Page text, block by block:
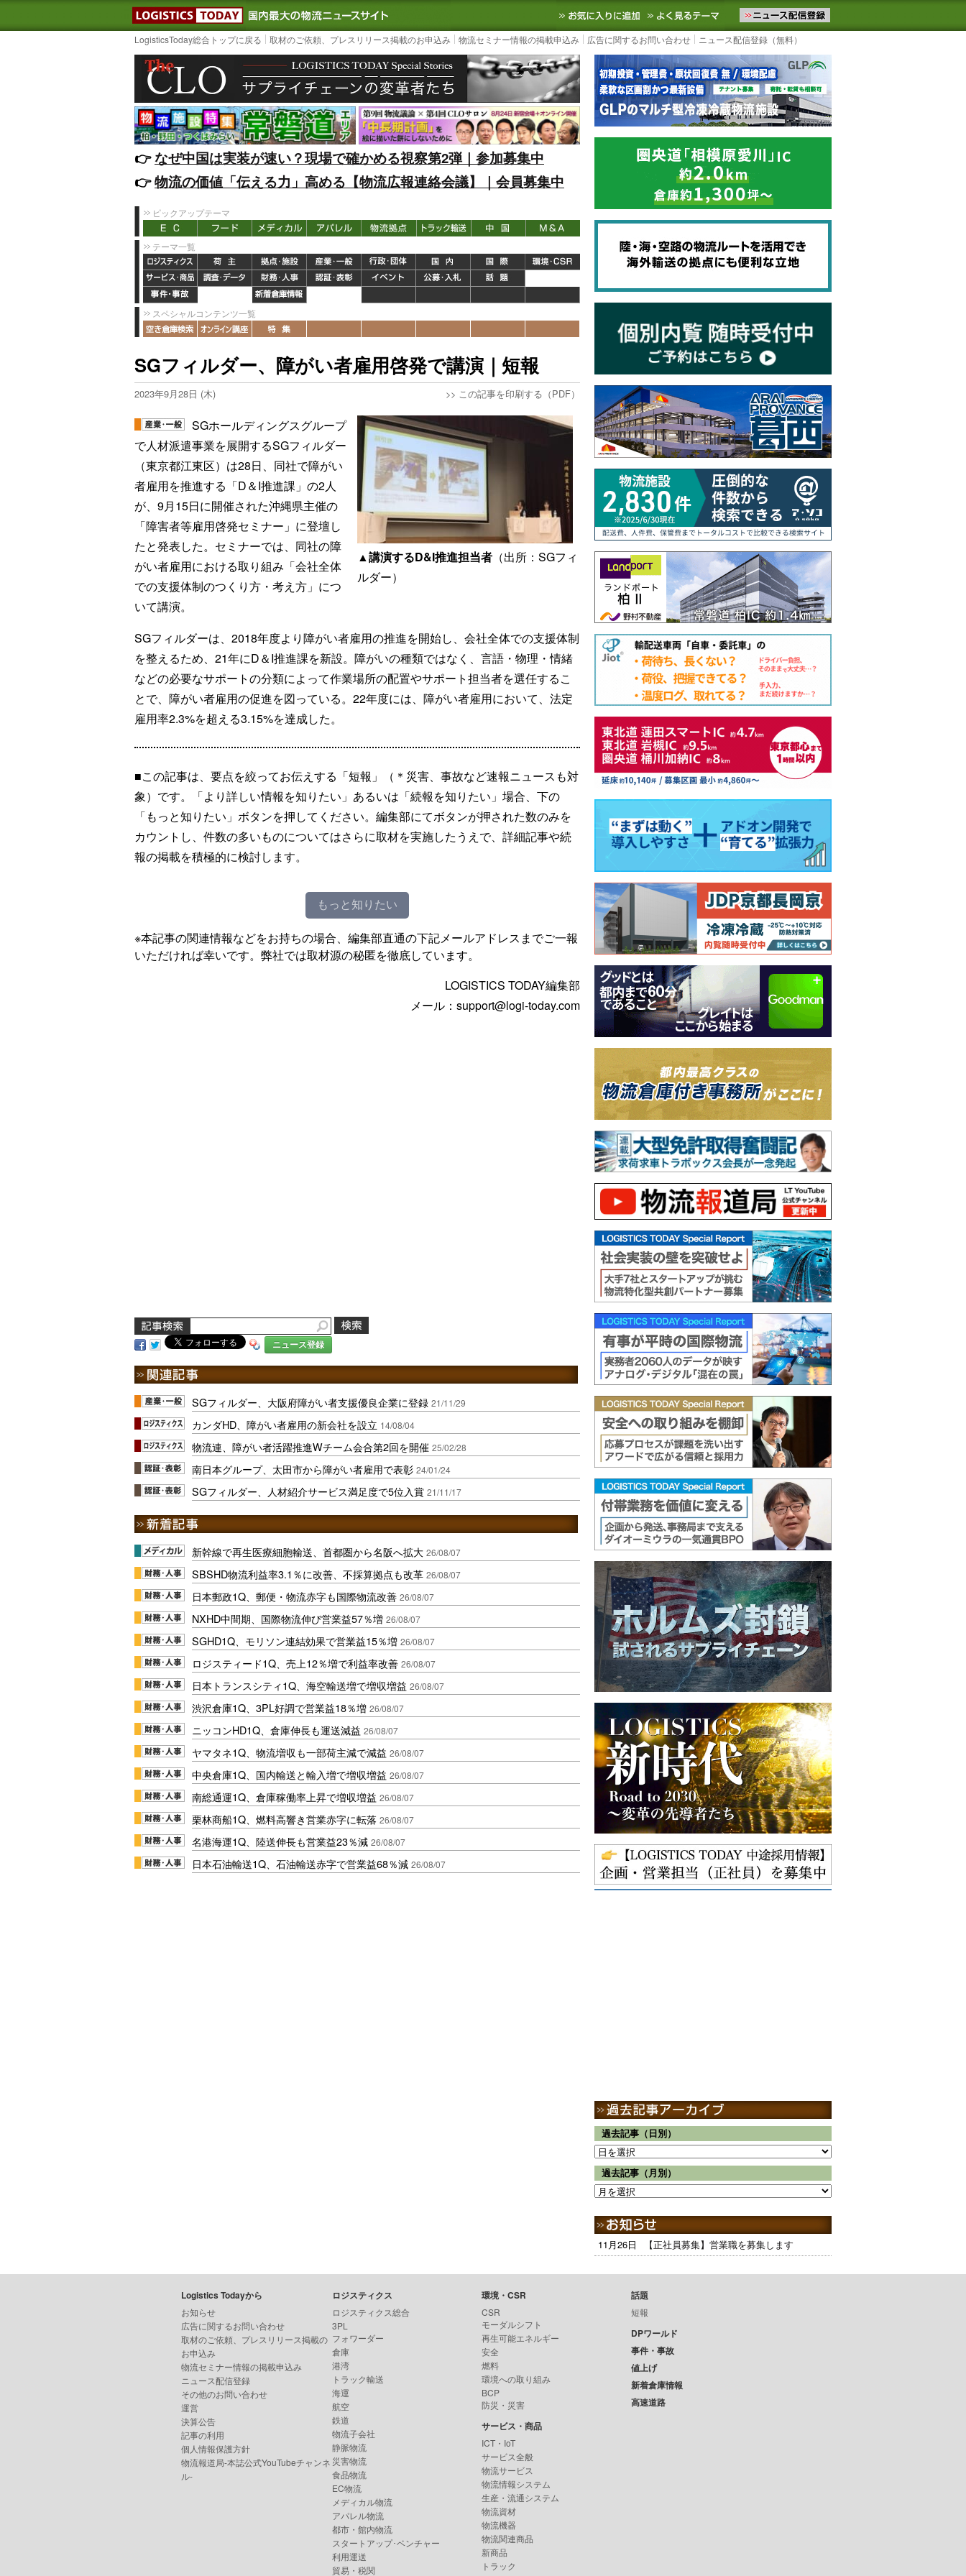
LOGISTICS TODAY｜国内最大の物流ニュースサイト3PL, SCMなど国内外の最新の物流ニュースをお届けします。物流ニュースメール配信を登録す
お気に入りに追加 よく見るテーマ
LogisticsToday総合トップに戻る 取材のご依頼、プレスリリース掲載のお申込み 物流セミナー情報の掲載申込み 広告に関するお問い合わせ ニュース配信登録（無料）
👉️なぜ中国は実装が速い？現場で確かめる視察第2弾｜参加募集中
👉️物流の価値「伝える力」高める【物流広報連絡会議】｜会員募集中
ピックアップテーマ
テーマ一覧
スペシャルコンテンツ一覧
SGフィルダー、障がい者雇用啓発で講演｜短報
2023年9月28日 (木) >> この記事を印刷する（PDF）
▲講演するD&I推進担当者 （出所：SGフィ
ルダー）
SGホールディングスグループ
で人材派遣事業を展開するSGフィルダー
（東京都江東区）は28日、同社で障がい
者雇用を推進する「D＆I推進課」の2人
が、9月15日に開催された沖縄県主催の
「障害者等雇用啓発セミナー」に登壇し
たと発表した。セミナーでは、同社の障
がい者雇用における取り組み「会社全体
での支援体制のつくり方・考え方」につ
いて講演。
SGフィルダーは、2018年度より障がい者雇用の推進を開始し、会社全体での支援体制
を整えるため、21年にD＆I推進課を新設。障がいの種類ではなく、言語・物理・情緒
などの必要なサポートの分類によって作業場所の配置やサポート担当者を選任するこ
とで、障がい者雇用の促進を図っている。22年度には、障がい者雇用において、法定
雇用率2.3%を超える3.15%を達成した。
■この記事は、要点を絞ってお伝えする「短報」（＊災害、事故など速報ニュースも対
象）です。「より詳しい情報を知りたい」あるいは「続報を知りたい」場合、下の
「もっと知りたい」ボタンを押してください。編集部にてボタンが押された数のみを
カウントし、件数の多いものについてはさらに取材を実施したうえで、詳細記事や続
報の掲載を積極的に検討します。
もっと知りたい
※本記事の関連情報などをお持ちの場合、編集部直通の下記メールアドレスまでご一報
いただければ幸いです。弊社では取材源の秘匿を徹底しています。
LOGISTICS TODAY編集部
メール：support@logi-today.com
ニュース登録
SGフィルダー、大阪府障がい者支援優良企業に登録 21/11/29
カンダHD、障がい者雇用の新会社を設立 14/08/04
物流連、障がい者活躍推進Wチーム会合第2回を開催 25/02/28
南日本グループ、太田市から障がい者雇用で表彰 24/01/24
SGフィルダー、人材紹介サービス満足度で5位入賞 21/11/17
新幹線で再生医療細胞輸送、首都圏から名阪へ拡大 26/08/07
SBSHD物流利益率3.1％に改善、不採算拠点も改革 26/08/07
日本郵政1Q、郵便・物流赤字も国際物流改善 26/08/07
NXHD中間期、国際物流伸び営業益57％増 26/08/07
SGHD1Q、モリソン連結効果で営業益15％増 26/08/07
ロジスティード1Q、売上12％増で利益率改善 26/08/07
日本トランスシティ1Q、海空輸送増で増収増益 26/08/07
渋沢倉庫1Q、3PL好調で営業益18％増 26/08/07
ニッコンHD1Q、倉庫伸長も運送減益 26/08/07
ヤマタネ1Q、物流増収も一部荷主減で減益 26/08/07
中央倉庫1Q、国内輸送と輸入増で増収増益 26/08/07
南総通運1Q、倉庫稼働率上昇で増収増益 26/08/07
栗林商船1Q、燃料高響き営業赤字に転落 26/08/07
名港海運1Q、陸送伸長も営業益23％減 26/08/07
日本石油輸送1Q、石油輸送赤字で営業益68％減 26/08/07
過去記事（日別）
過去記事（月別）
11月26日 【正社員募集】営業職を募集します
Logistics Todayから
お知らせ
広告に関するお問い合わせ
取材のご依頼、プレスリリース掲載の
お申込み
物流セミナー情報の掲載申込み
ニュース配信登録
その他のお問い合わせ
運営
決算公告
記事の利用
個人情報保護方針
物流報道局-本誌公式YouTubeチャンネ
ル-
ロジスティクス
ロジスティクス総合
3PL
フォワーダー
倉庫
港湾
トラック輸送
海運
航空
鉄道
物流子会社
静脈物流
災害物流
食品物流
EC物流
メディカル物流
アパレル物流
都市・館内物流
スタートアップ･ベンチャー
利用運送
貿易・税関
環境・CSR
CSR
モーダルシフト
再生可能エネルギー
安全
燃料
環境への取り組み
BCP
防災・災害
サービス・商品
ICT・IoT
サービス全般
物流サービス
物流情報システム
生産・流通システム
物流資材
物流機器
物流関連商品
新商品
トラック
話題
短報
DPワールド
事件・事故
値上げ
新着倉庫情報
高速道路